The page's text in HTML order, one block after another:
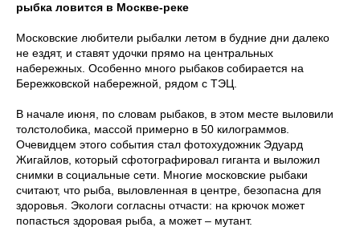
рыбка ловится в Москве-реке
Московские любители рыбалки летом в будние дни далеко
не ездят, и ставят удочки прямо на центральных
набережных. Особенно много рыбаков собирается на
Бережковской набережной, рядом с ТЭЦ.
В начале июня, по словам рыбаков, в этом месте выловили
толстолобика, массой примерно в 50 килограммов.
Очевидцем этого события стал фотохудожник Эдуард
Жигайлов, который сфотографировал гиганта и выложил
снимки в социальные сети. Многие московские рыбаки
считают, что рыба, выловленная в центре, безопасна для
здоровья. Экологи согласны отчасти: на крючок может
попасться здоровая рыба, а может – мутант.